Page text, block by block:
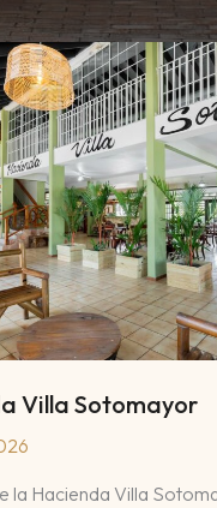
Villa Sotomayor
la Hacienda Villa